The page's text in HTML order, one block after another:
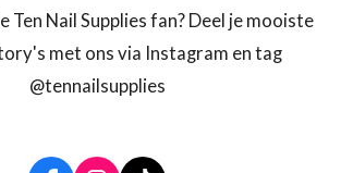
Ten Nail Supplies fan? Deel je mooiste
met ons via Instagram en tag
@tennailsupplies